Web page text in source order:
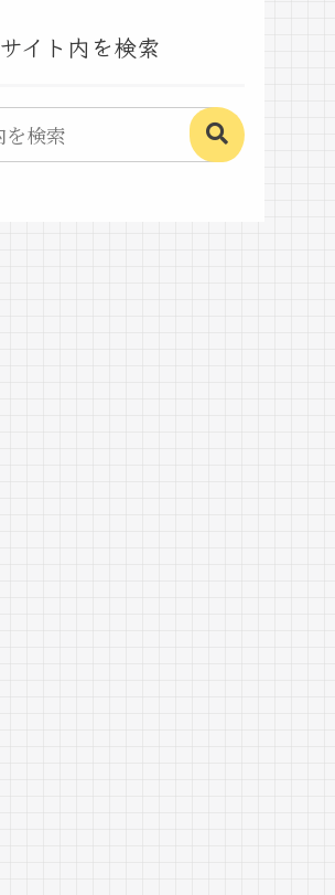
サイト内を検索